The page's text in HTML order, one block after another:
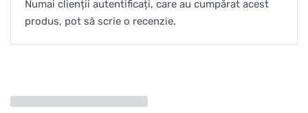
Numai clienții autentificați, care au cumpărat acest
produs, pot să scrie o recenzie.